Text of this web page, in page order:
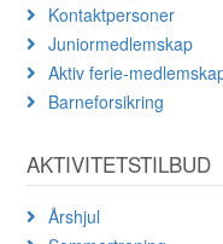
Kontaktpersoner
Juniormedlemskap
Aktiv ferie-
Barneforsikring
AKTIVITETSTILBUD
Årshjul